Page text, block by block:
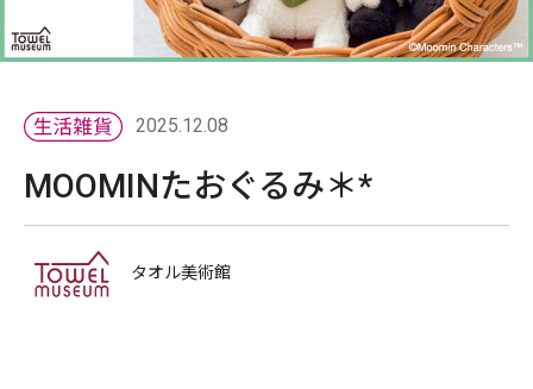
2025.12.08
MOOMINたおぐるみ＊*
タオル美術館